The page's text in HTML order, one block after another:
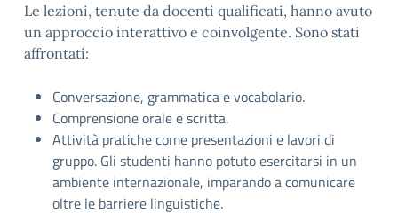
Le lezioni, tenute da docenti qualificati, hanno avuto
un approccio interattivo e coinvolgente. Sono stati
affrontati:
Conversazione, grammatica e vocabolario.
Comprensione orale e scritta.
Attività pratiche come presentazioni e lavori di
gruppo. Gli studenti hanno potuto esercitarsi in un
ambiente internazionale, imparando a comunicare
oltre le barriere linguistiche.